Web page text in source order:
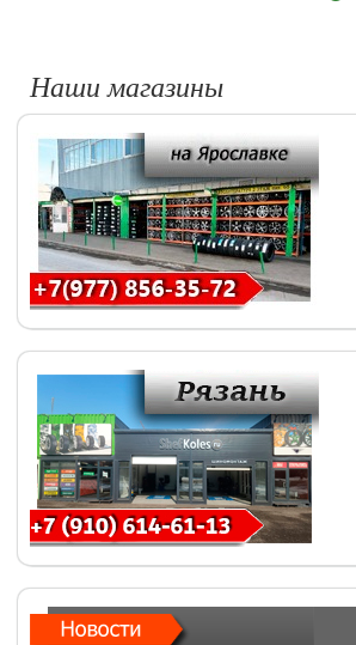
Наши магазины